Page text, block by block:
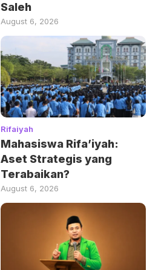
Saleh
August 6, 2026
Rifaiyah
Mahasiswa Rifa’iyah:
Aset Strategis yang
Terabaikan?
August 6, 2026